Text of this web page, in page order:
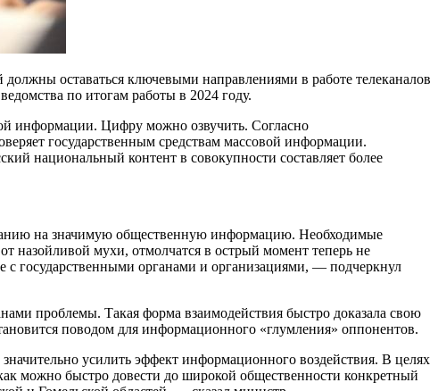
должны оставаться ключевыми направлениями в работе телеканалов
по итогам работы в 2024 году.
информации. Цифру можно озвучить. Согласно
государственным средствам массовой информации.
национальный контент в совокупности составляет более
на значимую общественную информацию. Необходимые
назойливой мухи, отмолчатся в острый момент теперь не
с государственными органами и организациями, — подчеркнул
проблемы. Такая форма взаимодействия быстро доказала свою
поводом для информационного «глумления» оппонентов.
усилить эффект информационного воздействия. В целях
можно быстро довести до широкой общественности конкретный